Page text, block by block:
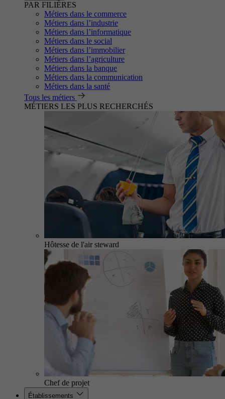
PAR FILIÈRES
Métiers dans le commerce
Métiers dans l’industrie
Métiers dans l’informatique
Métiers dans le social
Métiers dans l’immobilier
Métiers dans l’agriculture
Métiers dans la banque
Métiers dans la communication
Métiers dans la santé
Tous les métiers
MÉTIERS LES PLUS RECHERCHÉS
Hôtesse de l'air steward
Chef de projet
Établissements